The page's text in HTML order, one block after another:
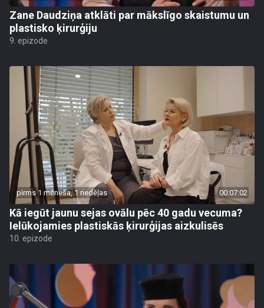
Zane Daudziņa atklāti par mākslīgo skaistumu un
plastisko ķirurģiju
9. epizode
pirms 1 mēneša, 1 nedēļas 00:07:02
Kā iegūt jaunu sejas ovālu pēc 40 gadu vecuma?
Ielūkojamies plastiskās ķirurģijas aizkulisēs
10. epizode